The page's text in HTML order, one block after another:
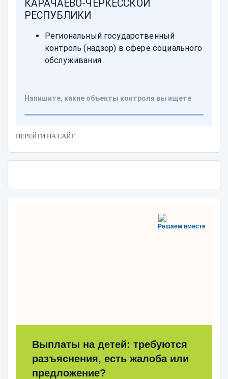
ПЕРЕЙТИ НА САЙТ
Решаем вместе
Выплаты на детей: требуются
разъяснения, есть жалоба или
предложение?